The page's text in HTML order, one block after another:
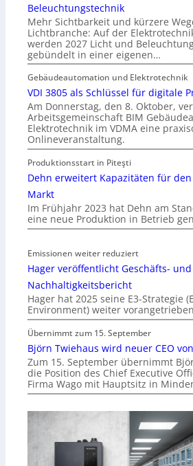
Beleuchtungstechnik
Mehr Sichtbarkeit und kürzere
Lichtbranche: Auf der
werden 2027 Licht und
gebündelt in einer eigenen…
Gebäudeautomation und Elektrotechnik
VDI 3805 als Schlüssel für digitale
Am Donnerstag, den 8. Oktober,
Arbeitsgemeinschaft BIM
Elektrotechnik im VDMA eine
Onlineveranstaltung.
Produktionsstart in Piteşti
Dehn erweitert Kapazitäten für
Markt
Im Frühjahr 2023 hat Dehn am
eine neue Produktion in Betrieb
Emissionen weiter reduziert
Hager veröffentlicht Geschäfts- und
Nachhaltigkeitsbericht
Hager hat 2025 seine E3-Strategie
Environment) weiter
Übernimmt zum 15. September
Björn Twiehaus wird neuer CEO
Zum 15. September übernimmt
die Position des Chief Executive
Firma Wago mit Hauptsitz in